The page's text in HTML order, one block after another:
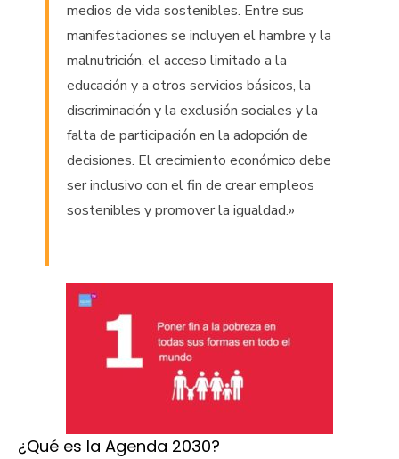
medios de vida sostenibles. Entre sus
manifestaciones se incluyen el hambre y la
malnutrición, el acceso limitado a la
educación y a otros servicios básicos, la
discriminación y la exclusión sociales y la
falta de participación en la adopción de
decisiones. El crecimiento económico debe
ser inclusivo con el fin de crear empleos
sostenibles y promover la igualdad.»
¿Qué es la Agenda 2030?